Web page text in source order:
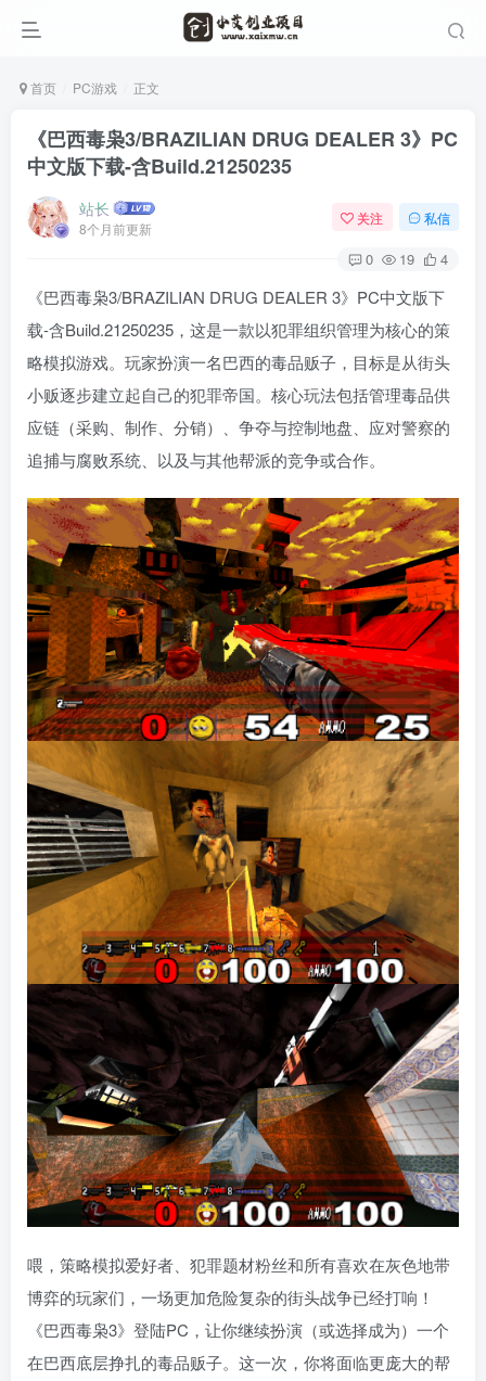
首页 PC游戏 正文
《巴西毒枭3/BRAZILIAN DRUG DEALER 3》PC
中文版下载-含Build.21250235
站长
8个月前更新
关注 私信
0 19 4
《巴西毒枭3/BRAZILIAN DRUG DEALER 3》PC中文版下
载-含Build.21250235，这是一款以犯罪组织管理为核心的策
略模拟游戏。玩家扮演一名巴西的毒品贩子，目标是从街头
小贩逐步建立起自己的犯罪帝国。核心玩法包括管理毒品供
应链（采购、制作、分销）、争夺与控制地盘、应对警察的
追捕与腐败系统、以及与其他帮派的竞争或合作。
喂，策略模拟爱好者、犯罪题材粉丝和所有喜欢在灰色地带
博弈的玩家们，一场更加危险复杂的街头战争已经打响！
《巴西毒枭3》登陆PC，让你继续扮演（或选择成为）一个
在巴西底层挣扎的毒品贩子。这一次，你将面临更庞大的帮